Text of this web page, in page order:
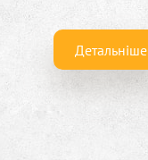
Детальніше